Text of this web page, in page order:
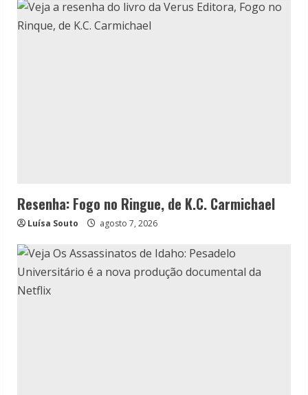
Resenha: Fogo no Ringue, de K.C. Carmichael
Luísa Souto agosto 7, 2026